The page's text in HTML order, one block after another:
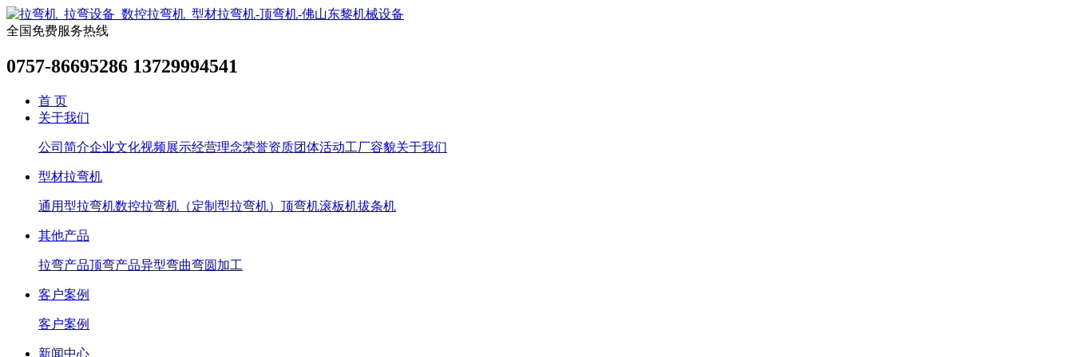
全国免费服务热线
0757-86695286 13729994541
首 页
关于我们
公司简介企业文化视频展示经营理念荣誉资质团体活动工厂容貌关于我们
型材拉弯机
通用型拉弯机数控拉弯机（定制型拉弯机） 顶弯机滚板机拔条机
其他产品
拉弯产品顶弯产品异型弯曲弯圆加工
客户案例
客户案例
新闻中心